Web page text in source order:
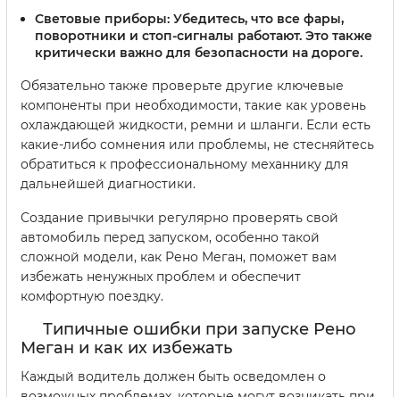
Световые приборы: Убедитесь, что все фары,
поворотники и стоп-сигналы работают. Это также
критически важно для безопасности на дороге.
Обязательно также проверьте другие ключевые
компоненты при необходимости, такие как уровень
охлаждающей жидкости, ремни и шланги. Если есть
какие-либо сомнения или проблемы, не стесняйтесь
обратиться к профессиональному механнику для
дальнейшей диагностики.
Создание привычки регулярно проверять свой
автомобиль перед запуском, особенно такой
сложной модели, как Рено Меган, поможет вам
избежать ненужных проблем и обеспечит
комфортную поездку.
Типичные ошибки при запуске Рено
Меган и как их избежать
Каждый водитель должен быть осведомлен о